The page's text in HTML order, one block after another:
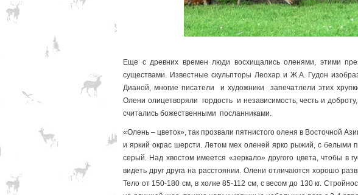
Еще с древних времен люди восхищались оленями, этими
существами. Известные скульпторы Леохар и Ж.А. Гудон
Дианой, многие писатели и художники запечатлели этих
Олени олицетворяли гордость и независимость, честь и
считались божественными посланниками.
«Олень – цветок», так прозвали пятнистого оленя в Восточной
и яркий окрас шерсти. Летом мех оленей ярко рыжий, с белыми
серый. Над хвостом имеется «зеркало» другого цвета, чтобы в
видеть друг друга на расстоянии. Олени отличаются хорошо
Тело от 150-180 см, в холке 85-112 см, с весом до 130 кг.